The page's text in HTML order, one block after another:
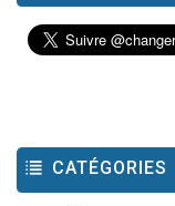
CATÉGORIES